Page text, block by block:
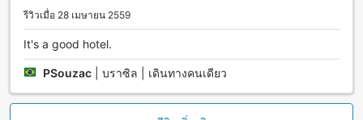
รีวิวเมื่อ 28 เมษายน 2559
It's a good hotel.
PSouzac บราซิล | เดินทางคนเดียว